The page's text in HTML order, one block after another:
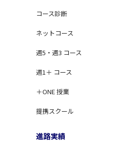
コース診断
ネットコース
週5・週3 コース
週1＋ コース
＋ONE 授業
提携スクール
進路実績